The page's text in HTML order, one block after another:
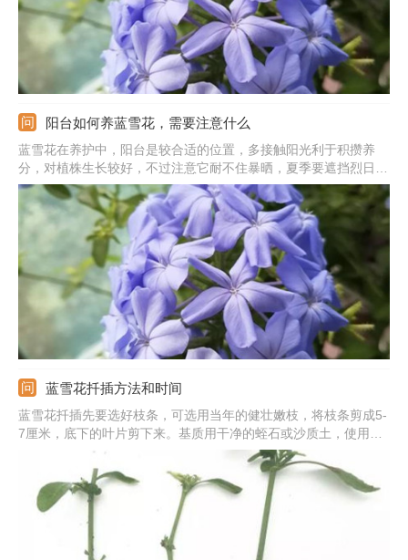
阳台如何养蓝雪花，需要注意什么
蓝雪花在养护中，阳台是较合适的位置，多接触阳光利于积攒养
分，对植株生长较好，不过注意它耐不住暴晒，夏季要遮挡烈日。
生长旺盛期间定期浇水或喷水，冬季要减少浇水。春季和夏季每周
给肥一次，不能给肥太多。蓝雪花很喜欢温暖，较合适的温度在
25℃左右，冬季保持在7℃以上。
蓝雪花扦插方法和时间
蓝雪花扦插先要选好枝条，可选用当年的健壮嫩枝，将枝条剪成5-
7厘米，底下的叶片剪下来。基质用干净的蛭石或沙质土，使用前
要先消毒。在基质上插几个洞，然后把枝条蘸生根粉插进去，扦插
后放在散光处等待生根。蓝雪花扦插繁殖时间以晚春或者早秋时节
为佳，气候温和利于生根。